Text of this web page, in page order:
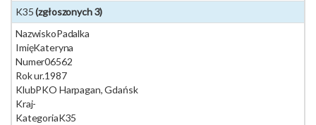
K35(zgłoszonych 3)
NazwiskoPadalka
ImięKateryna
Numer06562
Rok ur.1987
KlubPKO Harpagan, Gdańsk
Kraj-
KategoriaK35